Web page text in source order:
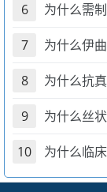
6 为什么需
7 为什么伊
8 为什么抗
9 为什么丝
10 为什么临